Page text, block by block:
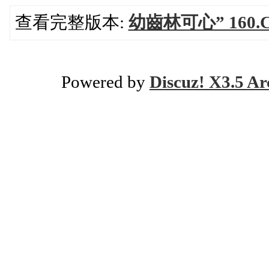
查看完整版本: 幼齒林可心”
Powered by Discuz! X3.5